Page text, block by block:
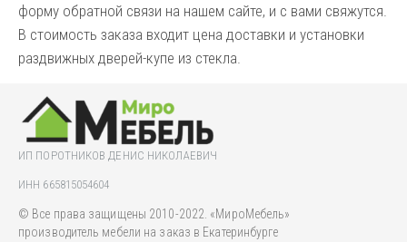
форму обратной связи на нашем сайте, и с вами свяжутся.
В стоимость заказа входит цена доставки и установки
раздвижных дверей-купе из стекла.
ИП ПОРОТНИКОВ ДЕНИС НИКОЛАЕВИЧ
ИНН 665815054604
© Все права защищены 2010-2022. «МироМебель»
производитель мебели на заказ в Екатеринбурге